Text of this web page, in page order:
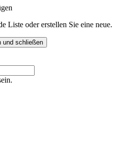
Liste oder erstellen Sie eine neue.
und schließen